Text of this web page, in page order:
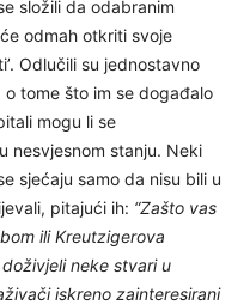
složili da odabranim
odmah otkriti svoje
Odlučili su jednostavno
tome što im se događalo
mogu li se
nesvjesnom stanju. Neki
sjećaju samo da nisu bili u
pitajući ih: “Zašto vas
ili Kreutzigerova
neke stvari u
iskreno zainteresirani